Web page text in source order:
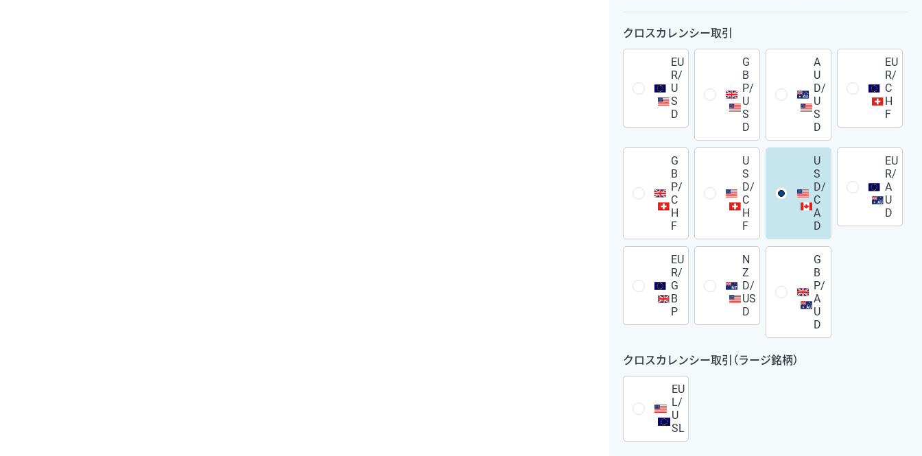
クロスカレンシー取引
EU
R/
U
S
D
G
B
P/
U
S
D
A
U
D/
U
S
D
EU
R/
C
H
F
G
B
P/
C
H
F
U
S
D/
C
H
F
U
S
D/
C
A
D
EU
R/
A
U
D
EU
R/
G
B
P
N
Z
D/
US
D
G
B
P/
A
U
D
クロスカレンシー取引（ラージ銘柄）
EU
L/
U
SL